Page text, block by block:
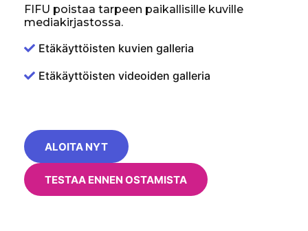
FIFU poistaa tarpeen paikallisille kuville
mediakirjastossa.
Etäkäyttöisten kuvien galleria
Etäkäyttöisten videoiden galleria
ALOITA NYT
TESTAA ENNEN OSTAMISTA